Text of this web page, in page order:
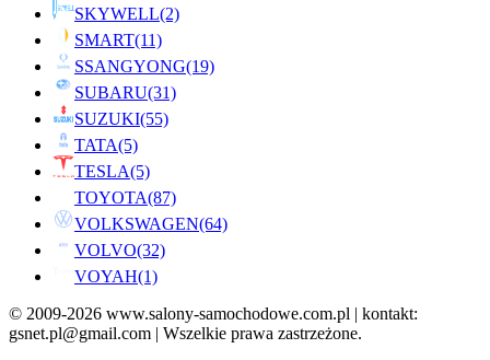
SKYWELL(2)
SMART(11)
SSANGYONG(19)
SUBARU(31)
SUZUKI(55)
TATA(5)
TESLA(5)
TOYOTA(87)
VOLKSWAGEN(64)
VOLVO(32)
VOYAH(1)
© 2009-2026 www.salony-samochodowe.com.pl | kontakt:
gsnet.pl@gmail.com | Wszelkie prawa zastrzeżone.